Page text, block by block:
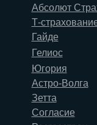
Абсолют
Т-
Гайде
Гелиос
Югория
Астро-Волга
Зетта
Согласие